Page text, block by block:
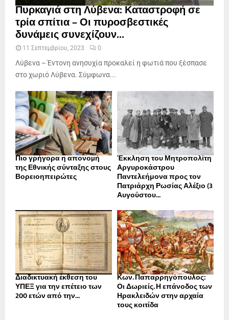
Πυρκαγιά στη Λύβενα: Καταστροφή σε
τρία σπίτια – Οι πυροσβεστικές
δυνάμεις συνεχίζουν...
11 Σεπτεμβρίου, 2023 0
Λύβενα – Έντονη ανησυχία προκαλεί η φωτιά που ξέσπασε
στο χωριό Λύβενα. Σύμφωνα...
Πιο γρήγορα η απονοµή
της Εθνικής σύνταξης στους
Βορειοηπειρώτες
Έκκληση του Μητροπολίτη
Αργυροκάστρου
Παντελεήμονα προς τον
Πατριάρχη Ρωσίας Αλέξιο (3
Αυγούστου...
Διαδικτυακή έκθεση του
ΥΠΕΞ για την επέτειο των
200 ετών από την...
Κων. Παπαρρηγόπουλος:
Οι Δωριείς. Η επάνοδος των
Ηρακλειδών στην αρχαία
τους κοιτίδα